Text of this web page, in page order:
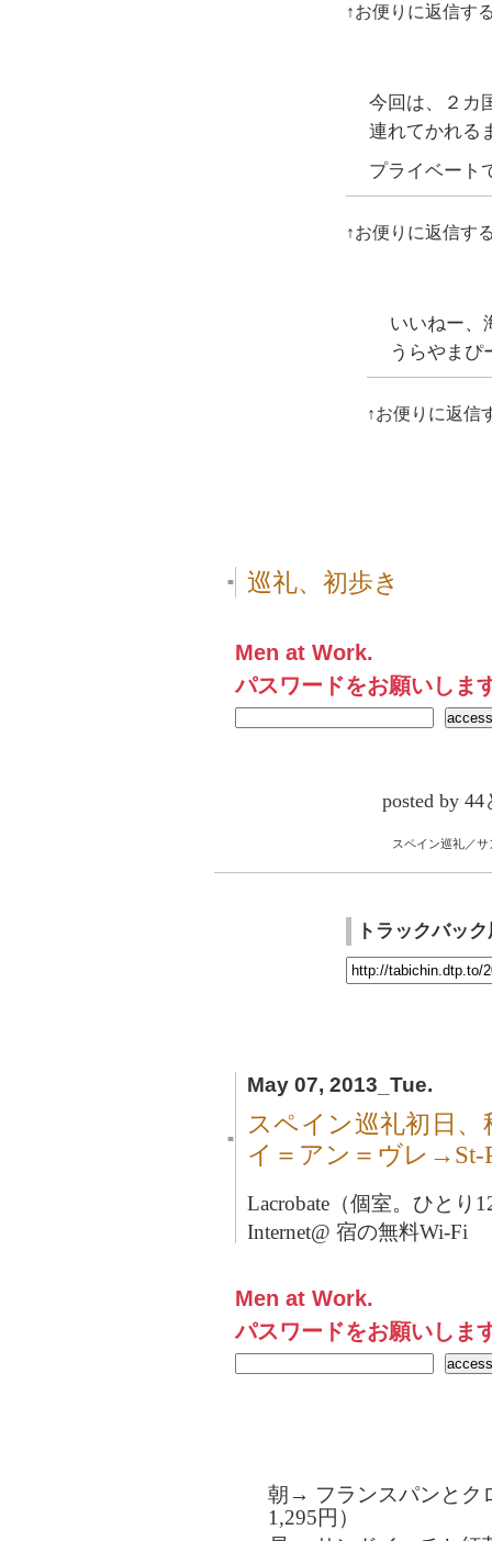
↑お便りに返信す
今回は、２カ
連れてかれる
プライベート
↑お便りに返信す
いいねー、
うらやまぴ
↑お便りに返信
■ 巡礼、初歩き
Men at Work.
パスワードをお願いしま
posted by
スペイン巡礼／
トラックバッ
May 07, 2013_Tue.
■
スペイン巡礼初日
イ＝アン＝ヴレ→St-
Lacrobate（個室。ひとり
Internet@ 宿の無料Wi-Fi
Men at Work.
パスワードをお願いしま
朝→ フランスパンとク
1,295円）